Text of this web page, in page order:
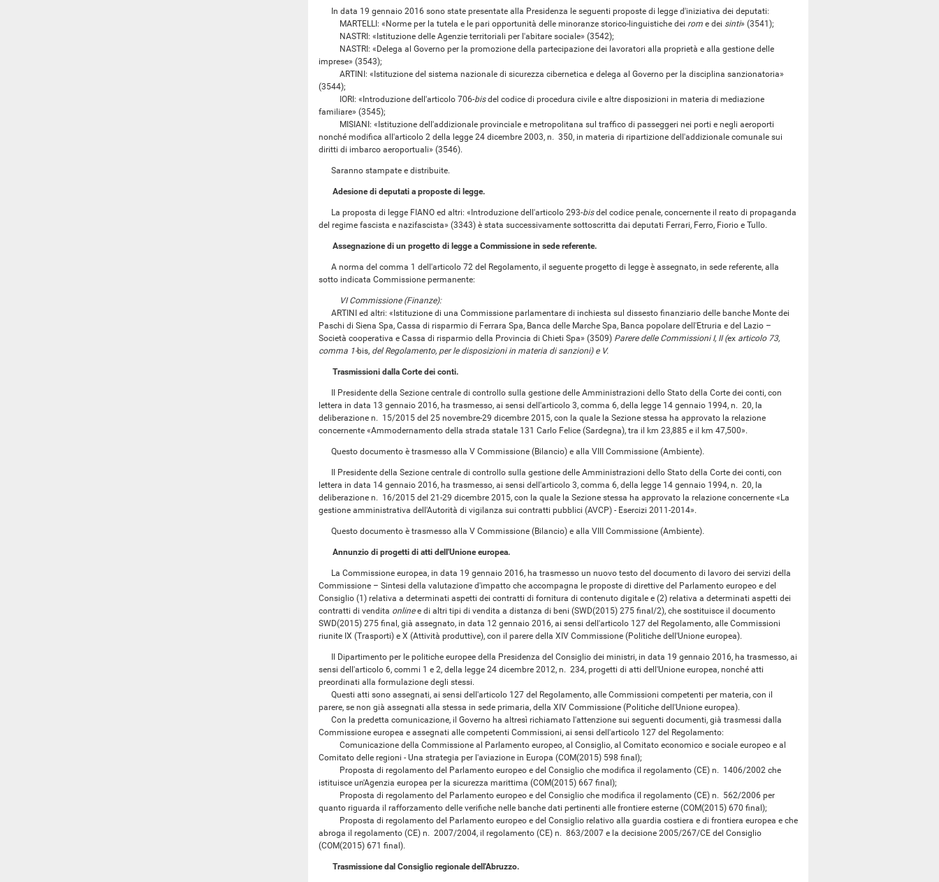
In data 19 gennaio 2016 sono state presentate alla Presidenza le seguenti proposte di legge d'iniziativa dei deputati:
MARTELLI: «Norme per la tutela e le pari opportunità delle minoranze storico-linguistiche dei rom e dei sinti» (3541);
NASTRI: «Istituzione delle Agenzie territoriali per l'abitare sociale» (3542);
NASTRI: «Delega al Governo per la promozione della partecipazione dei lavoratori alla proprietà e alla gestione delle
imprese» (3543);
ARTINI: «Istituzione del sistema nazionale di sicurezza cibernetica e delega al Governo per la disciplina sanzionatoria»
(3544);
IORI: «Introduzione dell'articolo 706-bisdel codice di procedura civile e altre disposizioni in materia di mediazione
familiare» (3545);
MISIANI: «Istituzione dell'addizionale provinciale e metropolitana sul traffico di passeggeri nei porti e negli aeroporti
nonché modifica all'articolo 2 della legge 24 dicembre 2003, n. 350, in materia di ripartizione dell'addizionale comunale sui
diritti di imbarco aeroportuali» (3546).
Saranno stampate e distribuite.
Adesione di deputati a proposte di legge.
La proposta di legge FIANO ed altri: «Introduzione dell'articolo 293-bisdel codice penale, concernente il reato di propaganda
del regime fascista e nazifascista» (3343) è stata successivamente sottoscritta dai deputati Ferrari, Ferro, Fiorio e Tullo.
Assegnazione di un progetto di legge a Commissione in sede referente.
A norma del comma 1 dell'articolo 72 del Regolamento, il seguente progetto di legge è assegnato, in sede referente, alla
sotto indicata Commissione permanente:
VI Commissione (Finanze):
ARTINI ed altri: «Istituzione di una Commissione parlamentare di inchiesta sul dissesto finanziario delle banche Monte dei
Paschi di Siena Spa, Cassa di risparmio di Ferrara Spa, Banca delle Marche Spa, Banca popolare dell'Etruria e del Lazio –
Società cooperativa e Cassa di risparmio della Provincia di Chieti Spa» (3509) Parere delle Commissioni I, II (ex articolo 73,
comma 1-bis, del Regolamento, per le disposizioni in materia di sanzioni) e V.
Trasmissioni dalla Corte dei conti.
Il Presidente della Sezione centrale di controllo sulla gestione delle Amministrazioni dello Stato della Corte dei conti, con
lettera in data 13 gennaio 2016, ha trasmesso, ai sensi dell'articolo 3, comma 6, della legge 14 gennaio 1994, n. 20, la
deliberazione n. 15/2015 del 25 novembre-29 dicembre 2015, con la quale la Sezione stessa ha approvato la relazione
concernente «Ammodernamento della strada statale 131 Carlo Felice (Sardegna), tra il km 23,885 e il km 47,500».
Questo documento è trasmesso alla V Commissione (Bilancio) e alla VIII Commissione (Ambiente).
Il Presidente della Sezione centrale di controllo sulla gestione delle Amministrazioni dello Stato della Corte dei conti, con
lettera in data 14 gennaio 2016, ha trasmesso, ai sensi dell'articolo 3, comma 6, della legge 14 gennaio 1994, n. 20, la
deliberazione n. 16/2015 del 21-29 dicembre 2015, con la quale la Sezione stessa ha approvato la relazione concernente «La
gestione amministrativa dell'Autorità di vigilanza sui contratti pubblici (AVCP) - Esercizi 2011-2014».
Questo documento è trasmesso alla V Commissione (Bilancio) e alla VIII Commissione (Ambiente).
Annunzio di progetti di atti dell'Unione europea.
La Commissione europea, in data 19 gennaio 2016, ha trasmesso un nuovo testo del documento di lavoro dei servizi della
Commissione – Sintesi della valutazione d'impatto che accompagna le proposte di direttive del Parlamento europeo e del
Consiglio (1) relativa a determinati aspetti dei contratti di fornitura di contenuto digitale e (2) relativa a determinati aspetti dei
contratti di vendita onlinee di altri tipi di vendita a distanza di beni (SWD(2015) 275 final/2), che sostituisce il documento
SWD(2015) 275 final, già assegnato, in data 12 gennaio 2016, ai sensi dell'articolo 127 del Regolamento, alle Commissioni
riunite IX (Trasporti) e X (Attività produttive), con il parere della XIV Commissione (Politiche dell'Unione europea).
Il Dipartimento per le politiche europee della Presidenza del Consiglio dei ministri, in data 19 gennaio 2016, ha trasmesso, ai
sensi dell'articolo 6, commi 1 e 2, della legge 24 dicembre 2012, n. 234, progetti di atti dell'Unione europea, nonché atti
preordinati alla formulazione degli stessi.
Questi atti sono assegnati, ai sensi dell'articolo 127 del Regolamento, alle Commissioni competenti per materia, con il
parere, se non già assegnati alla stessa in sede primaria, della XIV Commissione (Politiche dell'Unione europea).
Con la predetta comunicazione, il Governo ha altresì richiamato l'attenzione sui seguenti documenti, già trasmessi dalla
Commissione europea e assegnati alle competenti Commissioni, ai sensi dell'articolo 127 del Regolamento:
Comunicazione della Commissione al Parlamento europeo, al Consiglio, al Comitato economico e sociale europeo e al
Comitato delle regioni - Una strategia per l'aviazione in Europa (COM(2015) 598 final);
Proposta di regolamento del Parlamento europeo e del Consiglio che modifica il regolamento (CE) n. 1406/2002 che
istituisce un'Agenzia europea per la sicurezza marittima (COM(2015) 667 final);
Proposta di regolamento del Parlamento europeo e del Consiglio che modifica il regolamento (CE) n. 562/2006 per
quanto riguarda il rafforzamento delle verifiche nelle banche dati pertinenti alle frontiere esterne (COM(2015) 670 final);
Proposta di regolamento del Parlamento europeo e del Consiglio relativo alla guardia costiera e di frontiera europea e che
abroga il regolamento (CE) n. 2007/2004, il regolamento (CE) n. 863/2007 e la decisione 2005/267/CE del Consiglio
(COM(2015) 671 final).
Trasmissione dal Consiglio regionale dell'Abruzzo.